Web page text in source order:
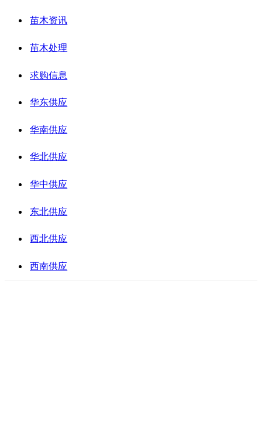
苗木资讯
苗木处理
求购信息
华东供应
华南供应
华北供应
华中供应
东北供应
西北供应
西南供应